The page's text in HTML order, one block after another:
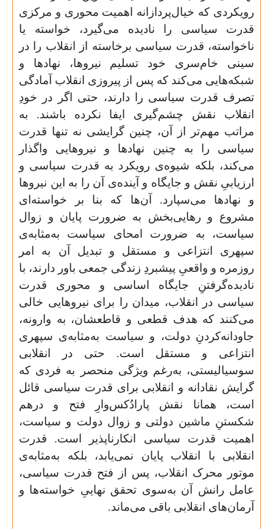
رویکردی که خیال‌پردازانه اهمیت محوری و مرکزی
قدرت سیاسی را نادیده می‌گیرد، خواسته یا
ناخواسته، قدرت سیاسی برخاسته از انقلاب را در
سینی خام‌سری خود تسلیم نیروها، نهادها و
شبکه‌هایی می‌کند که پس از پیروزی انقلاب آمادگی
تصرف قدرت سیاسی را دارند، حتی اگر در خودِ
انقلاب نقش چشم‌گیری ایفا نکرده باشند. به
مراتب مهم‌تر از آن، چنین گرایشی نه تنها قدرت
سیاسی را به چنین نهادها و نیروهایی واگذار
می‌کند، بلکه شیوه‌ی رویکرد به قدرت سیاسی و
ارزیابیِ نقش و جایگاه و آینده‌ی آن ‌را به این نیروها
و نهادها می‌سپارد. آن‌ها که بنا بر خواسته‌ای
مشروع و رهایی‌بخش به ضرورت پایان و زوال
سیاست، به ضرورت امحای سیاست به‌مثابه‌ی
سپهری انتزاعی و مستقل و تبدیل آن به امر
روزمره و واقعیِ پیشبردِ زندگی جمعی باور دارند، با
نادیده‌گرفتنِ جایگاه اساسی و محوری قدرت
سیاسی در انقلاب، میدان را برای نیروهایی خالی
می‌کنند که هدف قطعی و قاطعشان، به وارونه،
جاودانه‌کردنِ دولت، و سیاست به‌مثابه‌ی سپهری
انتزاعی و مستقل است. حتی در انقلابی
سوسیالیستی، به‌رغم ویژگی منحصر به فردی که
گرایش نقادانه و انقلابی برای قدرت سیاسی قائل
است، همانا نقش پارادُکس‌وارِ فتح و درهم
شکستنِ ماشین دولتی و زوال دولت و سیاست،
اهمیت قدرت سیاسی انکارناپذیر است. قدرت
انقلابی با انقلاب پایان نمی‌یابد، بلکه به‌مثابه‌ی
موتور محرک انقلاب، پس از فتح قدرت سیاسی،
عامل رانش آن به‌سوی تحقق نهاییِ خواسته‌ها و
آرمان‌های انقلابی باقی می‌ماند.